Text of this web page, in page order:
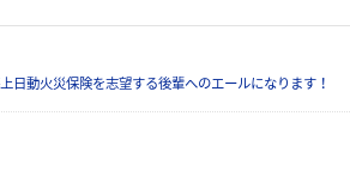
みん
動火災保険を志望する後輩へのエールになります！